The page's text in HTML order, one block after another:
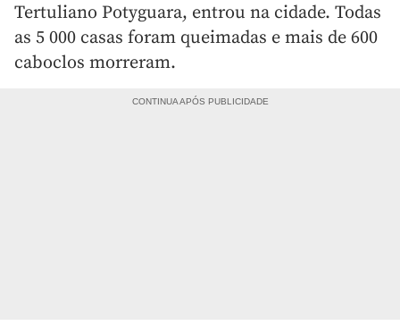
Tertuliano Potyguara, entrou na cidade. Todas
as 5 000 casas foram queimadas e mais de 600
caboclos morreram.